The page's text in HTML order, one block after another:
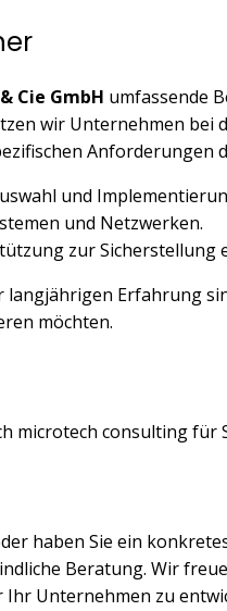
Cie GmbH umfassende
wir Unternehmen
Anforderungen
und
und Netzwerken.
zur Sicherstellung
Erfahrung
möchten.
microtech consulting für
haben Sie ein
Beratung. Wir
Unternehmen zu